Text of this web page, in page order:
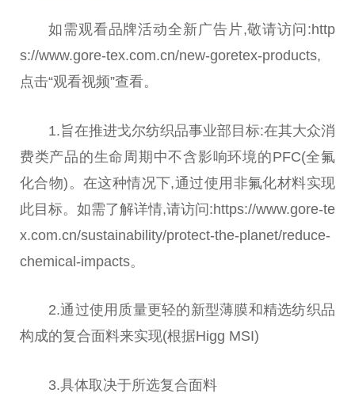
如需观看品牌活动全新广告片,敬请访问:http
s://www.gore-tex.com.cn/new-goretex-products,
点击“观看视频”查看。
1.旨在推进戈尔纺织品事业部目标:在其大众消
费类产品的生命周期中不含影响环境的PFC(全氟
化合物)。在这种情况下,通过使用非氟化材料实现
此目标。如需了解详情,请访问:https://www.gore-te
x.com.cn/sustainability/protect-the-planet/reduce-
chemical-impacts。
2.通过使用质量更轻的新型薄膜和精选纺织品
构成的复合面料来实现(根据Higg MSI)
3.具体取决于所选复合面料